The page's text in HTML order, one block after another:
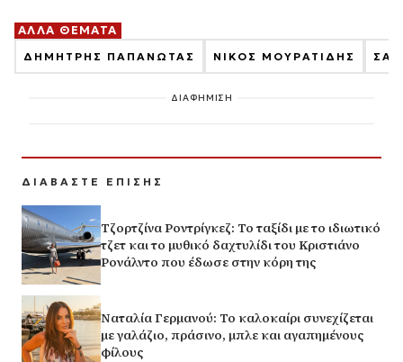
ΑΛΛΑ ΘΕΜΑΤΑ
ΔΗΜΗΤΡΗΣ ΠΑΠΑΝΩΤΑΣ ΝΙΚΟΣ ΜΟΥΡΑΤΙΔΗΣ
ΔΙΑΦΗΜΙΣΗ
ΔΙΑΒΑΣΤΕ ΕΠΙΣΗΣ
Τζορτζίνα Ροντρίγκεζ: Το ταξίδι με το ιδιωτικό
τζετ και το μυθικό δαχτυλίδι του Κριστιάνο
Ρονάλντο που έδωσε στην κόρη της
Ναταλία Γερμανού: Το καλοκαίρι συνεχίζεται
με γαλάζιο, πράσινο, μπλε και αγαπημένους
φίλους